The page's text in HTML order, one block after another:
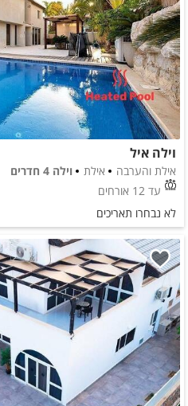
וילה איל
אילת והערבה אילת
וילה 4 חדרים
עד 12 אורחים
לא נבחרו תאריכים